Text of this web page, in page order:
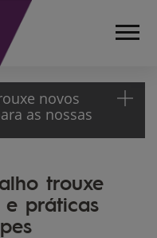
novos
as nossas
trouxe
e práticas